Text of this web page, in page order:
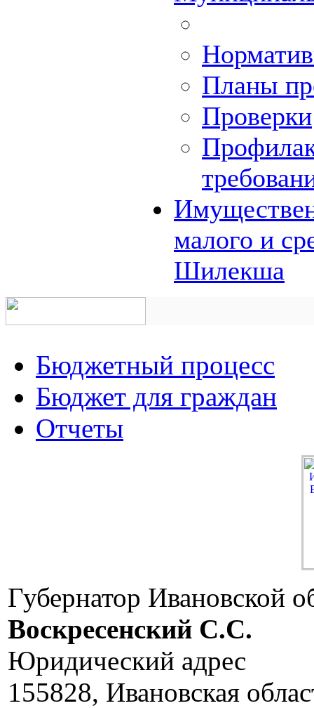
Планы
Проверки
малого и
Шилекша
Бюджетный процесс
Бюджет для граждан
Отчеты
Губернатор Ивановской
Воскресенский C.C.
Юридический адрес
155828, Ивановская